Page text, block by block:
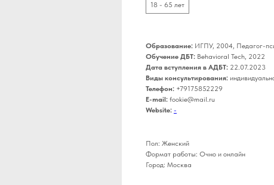
18 - 65 лет
Образование: ИГПУ, 2004, Педагог-
Обучение ДБТ: Behavioral Tech, 2022
Дата вступления в АДБТ: 22.07.2023
Виды консультирования:
Телефон: +79175852229
E-mail: fookie@mail.ru
Website: -
Пол: Женский
Формат работы: Очно и онлайн
Город: Москва